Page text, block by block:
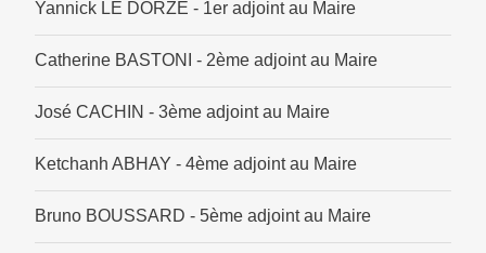
Yannick LE DORZE - 1er adjoint au Maire
Catherine BASTONI - 2ème adjoint au Maire
José CACHIN - 3ème adjoint au Maire
Ketchanh ABHAY - 4ème adjoint au Maire
Bruno BOUSSARD - 5ème adjoint au Maire